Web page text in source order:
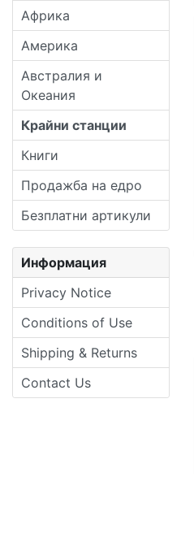
Африка
Америка
Австралия и
Океания
Крайни станции
Книги
Продажба на едро
Безплатни артикули
Информация
Privacy Notice
Conditions of Use
Shipping & Returns
Contact Us